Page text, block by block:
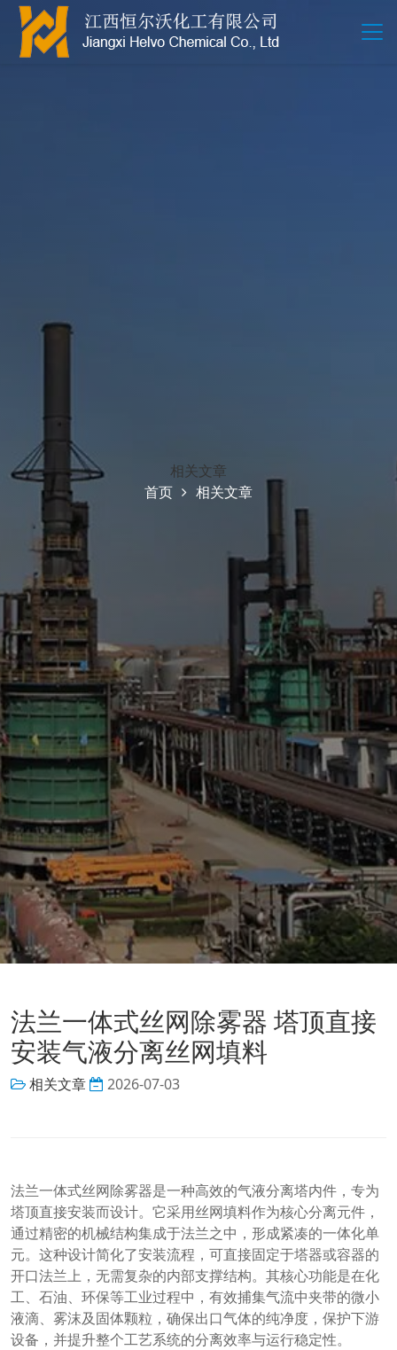
相关文章
首页
相关文章
法兰一体式丝网除雾器 塔顶直接
安装气液分离丝网填料
相关文章 2026-07-03
法兰一体式丝网除雾器是一种高效的气液分离塔内件，专为
塔顶直接安装而设计。它采用丝网填料作为核心分离元件，
通过精密的机械结构集成于法兰之中，形成紧凑的一体化单
元。这种设计简化了安装流程，可直接固定于塔器或容器的
开口法兰上，无需复杂的内部支撑结构。其核心功能是在化
工、石油、环保等工业过程中，有效捕集气流中夹带的微小
液滴、雾沫及固体颗粒，确保出口气体的纯净度，保护下游
设备，并提升整个工艺系统的分离效率与运行稳定性。